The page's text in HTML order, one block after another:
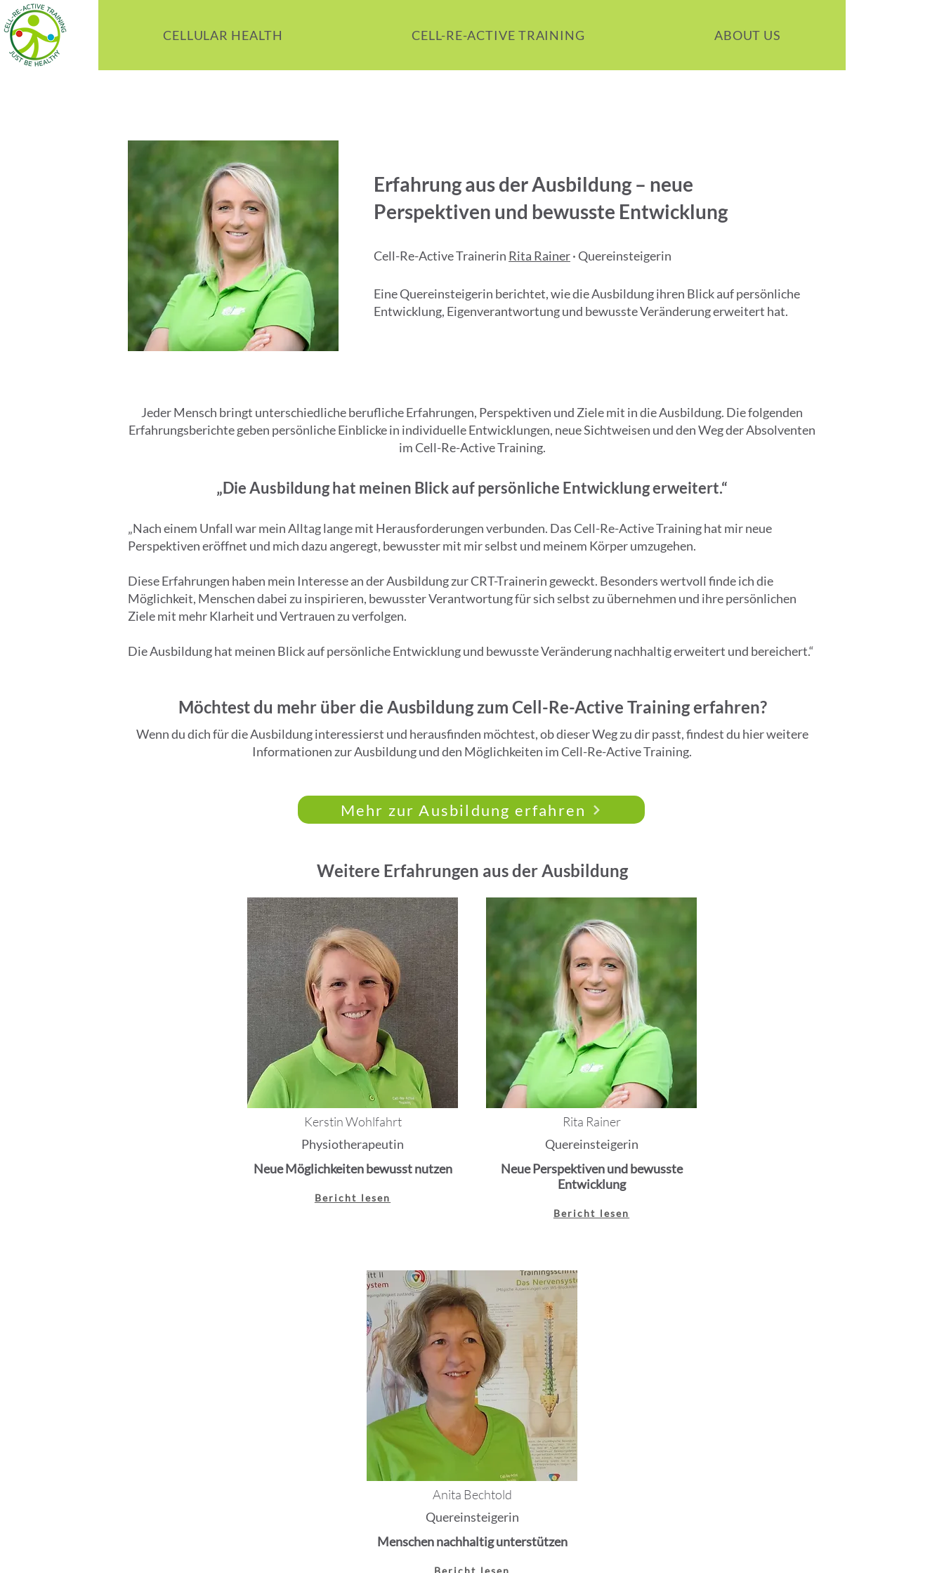
CELLULAR HEALTH CELL-RE-ACTIVE TRAINING ABOUT US
Erfahrung aus der Ausbildung – neue
Perspektiven und bewusste Entwicklung
Cell-Re-Active Trainerin Rita Rainer· Quereinsteigerin
Eine Quereinsteigerin berichtet, wie die Ausbildung ihren Blick auf persönliche
Entwicklung, Eigenverantwortung und bewusste Veränderung erweitert hat.
Jeder Mensch bringt unterschiedliche berufliche Erfahrungen, Perspektiven und Ziele mit in die Ausbildung. Die folgenden
Erfahrungsberichte geben persönliche Einblicke in individuelle Entwicklungen, neue Sichtweisen und den Weg der Absolventen
im Cell-Re-Active Training.
„Die Ausbildung hat meinen Blick auf persönliche Entwicklung erweitert.“
„Nach einem Unfall war mein Alltag lange mit Herausforderungen verbunden. Das Cell-Re-Active Training hat mir neue
Perspektiven eröffnet und mich dazu angeregt, bewusster mit mir selbst und meinem Körper umzugehen.
Diese Erfahrungen haben mein Interesse an der Ausbildung zur CRT-Trainerin geweckt. Besonders wertvoll finde ich die
Möglichkeit, Menschen dabei zu inspirieren, bewusster Verantwortung für sich selbst zu übernehmen und ihre persönlichen
Ziele mit mehr Klarheit und Vertrauen zu verfolgen.
Die Ausbildung hat meinen Blick auf persönliche Entwicklung und bewusste Veränderung nachhaltig erweitert und bereichert.“
Möchtest du mehr über die Ausbildung zum Cell-Re-Active Training erfahren?
Wenn du dich für die Ausbildung interessierst und herausfinden möchtest, ob dieser Weg zu dir passt, findest du hier weitere
Informationen zur Ausbildung und den Möglichkeiten im Cell-Re-Active Training.
Mehr zur Ausbildung erfahren
Weitere Erfahrungen aus der Ausbildung
Kerstin Wohlfahrt
Physiotherapeutin
Neue Möglichkeiten bewusst nutzen
Bericht lesen
Rita Rainer
Quereinsteigerin
Neue Perspektiven und bewusste
Entwicklung
Bericht lesen
Anita Bechtold
Quereinsteigerin
Menschen nachhaltig unterstützen
Bericht lesen